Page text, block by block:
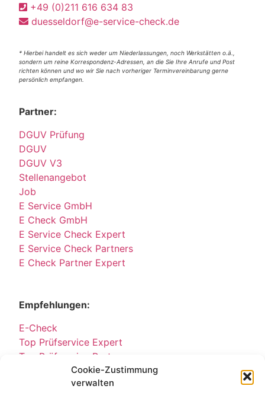
Cookie-Zustimmung
verwalten
+49 (0)211 616 634 83
duesseldorf@e-service-check.de
* Hierbei handelt es sich weder um Niederlassungen, noch Werkstätten o.ä.,
sondern um reine Korrespondenz-Adressen, an die Sie Ihre Anrufe und Post
richten können und wo wir Sie nach vorheriger Terminvereinbarung gerne
persönlich empfangen.
Partner:
DGUV Prüfung
DGUV
DGUV V3
Stellenangebot
Job
E Service GmbH
E Check GmbH
E Service Check Expert
E Service Check Partners
E Check Partner Expert
Empfehlungen:
E-Check
Top Prüfservice Expert
Top Prüfservice Partners
Top Prüfservice GmbH
Sicherheitsprüfungen Partners